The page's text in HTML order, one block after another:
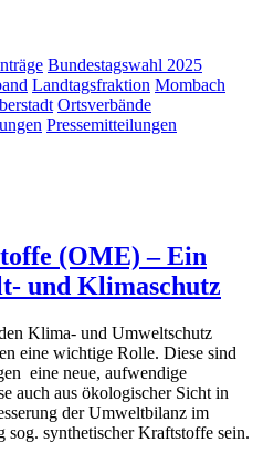
Bundestagswahl 2025
Landtagsfraktion Mombach
Ortsverbände
Pressemitteilungen
(OME) – Ein
und Klimaschutz
Klima- und Umweltschutz
eine wichtige Rolle. Diese sind
eine neue, aufwendige
auch aus ökologischer Sicht in
der Umweltbilanz im
synthetischer Kraftstoffe sein.